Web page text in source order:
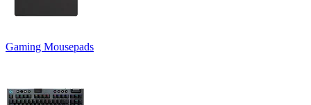
Gaming Mousepads